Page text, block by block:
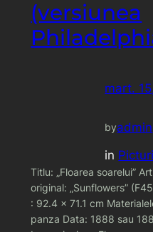
(versiunea
mart.
byadmin
in
Titlu: „Floarea soarelui”
original: „Sunflowers”
: 92.4 x 71.1 cm
panza Data: 1888 sau